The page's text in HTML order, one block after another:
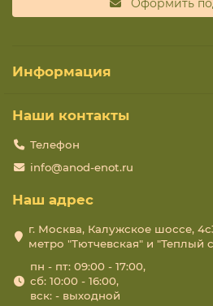
Оформить
Информация
Наши контакты
Телефон
info@anod-enot.ru
Наш адрес
г. Москва, Калужское шоссе,
метро "Тютчевская" и "Теплый
пн - пт: 09:00 - 17:00,
сб: 10:00 - 16:00,
вск: - выходной